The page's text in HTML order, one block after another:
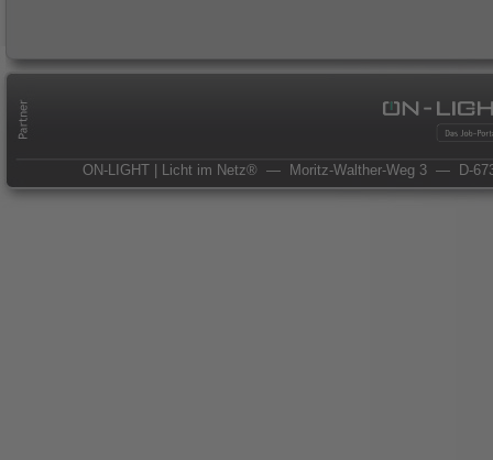
ON-LIGHT | Licht im Netz® — Moritz-Walther-Weg 3 — D-